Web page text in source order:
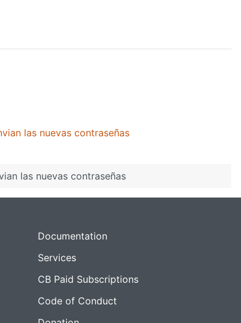
las nuevas contraseñas
las nuevas contraseñas
Documentation
Services
CB Paid Subscriptions
Code of Conduct